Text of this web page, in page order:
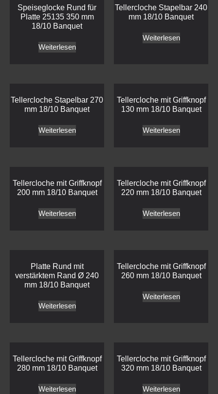
Speiseglocke Rund für
Platte 25135 350 mm
18/10 Banquet
Weiterlesen
Tellercloche Stapelbar 240
mm 18/10 Banquet
Weiterlesen
Tellercloche Stapelbar 270
mm 18/10 Banquet
Weiterlesen
Tellercloche mit Griffknopf
130 mm 18/10 Banquet
Weiterlesen
Tellercloche mit Griffknopf
200 mm 18/10 Banquet
Weiterlesen
Tellercloche mit Griffknopf
220 mm 18/10 Banquet
Weiterlesen
Platte Rund mit
verstärktem Rand Ø 240
mm 18/10 Banquet
Weiterlesen
Tellercloche mit Griffknopf
260 mm 18/10 Banquet
Weiterlesen
Tellercloche mit Griffknopf
280 mm 18/10 Banquet
Weiterlesen
Tellercloche mit Griffknopf
320 mm 18/10 Banquet
Weiterlesen